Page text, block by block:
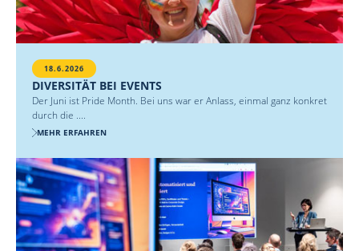
18.6.2026
DIVERSITÄT BEI EVENTS
Der Juni ist Pride Month. Bei uns war er Anlass, einmal ganz konkret
durch die ....
MEHR ERFAHREN